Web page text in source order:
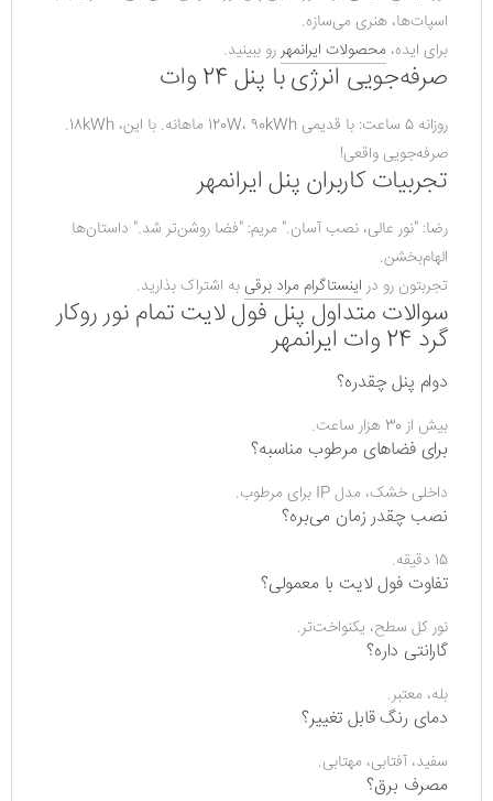
اسپات‌ها، هنری می‌سازه.
برای ایده، محصولات ایرانمهر رو ببینید.
صرفه‌جویی انرژی با پنل 24 وات
صرفه‌جویی واقعی!
تجربیات کاربران پنل ایرانمهر
الهام‌بخشن.
تجربتون رو در اینستاگرام مراد برقی به اشتراک بذارید.
سوالات متداول پنل فول لایت تمام نور روکار
گرد 24 وات ایرانمهر
دوام پنل چقدره؟
بیش از 30 هزار ساعت.
برای فضاهای مرطوب مناسبه؟
داخلی خشک، مدل IP برای مرطوب.
نصب چقدر زمان می‌بره؟
15 دقیقه.
تفاوت فول لایت با معمولی؟
نور کل سطح، یکنواخت‌تر.
گارانتی داره؟
بله، معتبر.
دمای رنگ قابل تغییر؟
سفید، آفتابی، مهتابی.
مصرف برق؟